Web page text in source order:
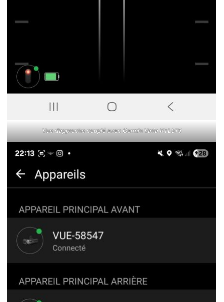
Vue d’approche couplé avec Garmin Varia RTL515